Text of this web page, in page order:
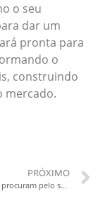
o seu
dar um
pronta para
o
construindo
mercado.
PRÓXIMO
Por que clientes procuram pelo serviço de naming?